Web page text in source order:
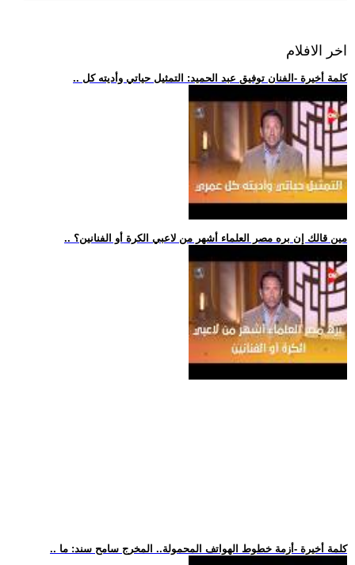
اخر الافلام
.. كلمة أخيرة -الفنان توفيق عبد الحميد: التمثيل حياتي وأديته كل
.. مين قالك إن بره مصر العلماء أشهر من لاعبي الكرة أو الفنانين؟
.. كلمة أخيرة -أزمة خطوط الهواتف المحمولة.. المخرج سامح سند: ما